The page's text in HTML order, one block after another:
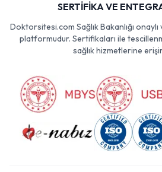
SERTİFİKA VE
Doktorsitesi.com Sağlık Bakanlığı
platformudur. Sertifikaları ile
sağlık hizmetlerine